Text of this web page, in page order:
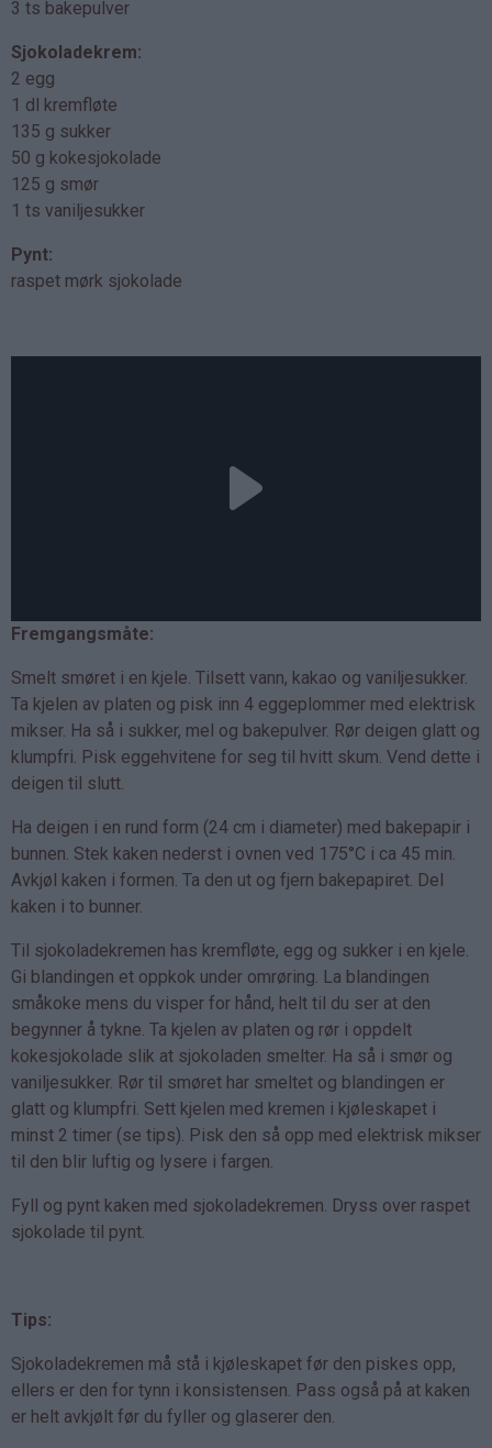
3 ts bakepulver
Sjokoladekrem:
2 egg
1 dl kremfløte
135 g sukker
50 g kokesjokolade
125 g smør
1 ts vaniljesukker
Pynt:
raspet mørk sjokolade
Fremgangsmåte:
Smelt smøret i en kjele. Tilsett vann, kakao og vaniljesukker.
Ta kjelen av platen og pisk inn 4 eggeplommer med elektrisk
mikser. Ha så i sukker, mel og bakepulver. Rør deigen glatt og
klumpfri. Pisk eggehvitene for seg til hvitt skum. Vend dette i
deigen til slutt.
Ha deigen i en rund form (24 cm i diameter) med bakepapir i
bunnen. Stek kaken nederst i ovnen ved 175°C i ca 45 min.
Avkjøl kaken i formen. Ta den ut og fjern bakepapiret. Del
kaken i to bunner.
Til sjokoladekremen has kremfløte, egg og sukker i en kjele.
Gi blandingen et oppkok under omrøring. La blandingen
småkoke mens du visper for hånd, helt til du ser at den
begynner å tykne. Ta kjelen av platen og rør i oppdelt
kokesjokolade slik at sjokoladen smelter. Ha så i smør og
vaniljesukker. Rør til smøret har smeltet og blandingen er
glatt og klumpfri. Sett kjelen med kremen i kjøleskapet i
minst 2 timer (se tips). Pisk den så opp med elektrisk mikser
til den blir luftig og lysere i fargen.
Fyll og pynt kaken med sjokoladekremen. Dryss over raspet
sjokolade til pynt.
Tips:
Sjokoladekremen må stå i kjøleskapet før den piskes opp,
ellers er den for tynn i konsistensen. Pass også på at kaken
er helt avkjølt før du fyller og glaserer den.